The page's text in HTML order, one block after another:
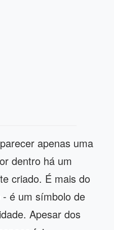
apenas uma
dentro há um
criado. É mais do
é um símbolo de
Apesar dos